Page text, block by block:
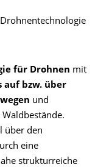
für Drohnen mit
auf bzw. über
und
über den
eine
strukturreiche